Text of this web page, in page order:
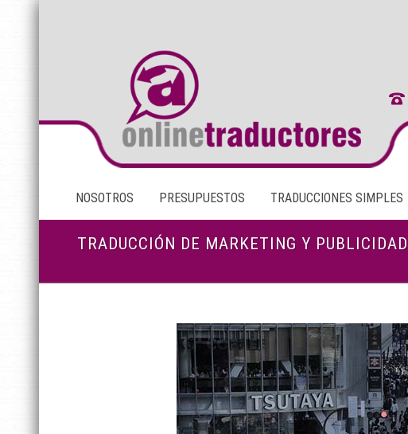
NOSOTROS PRESUPUESTOS TRADUCCIONES SIMPLES
TRADUCCIÓN DE MARKETING Y PUBLICIDAD